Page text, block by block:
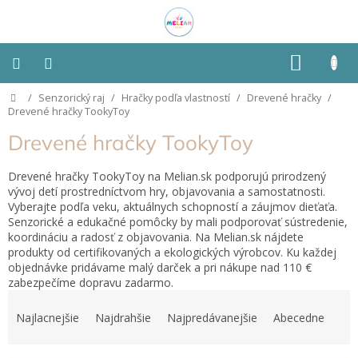
KOŠÍK
Montessori
Detská
izba
Senzorické
pomôcky
Hračky
podľa
typu
Hračky
podľa
Domov
/ Senzorický raj / Hračky podľa vlastností / Drevené hračky /
Drevené hračky TookyToy
Drevené hračky TookyToy
Drevené hračky TookyToy na Melian.sk podporujú prirodzený
vývoj detí prostredníctvom hry, objavovania a samostatnosti.
Vyberajte podľa veku, aktuálnych schopností a záujmov dieťaťa.
Senzorické a edukačné pomôcky by mali podporovať sústredenie,
koordináciu a radosť z objavovania. Na Melian.sk nájdete
produkty od certifikovaných a ekologických výrobcov. Ku každej
objednávke pridávame malý darček a pri nákupe nad 110 €
zabezpečíme dopravu zadarmo.
Najlacnejšie Najdrahšie Najpredávanejšie Abecedne